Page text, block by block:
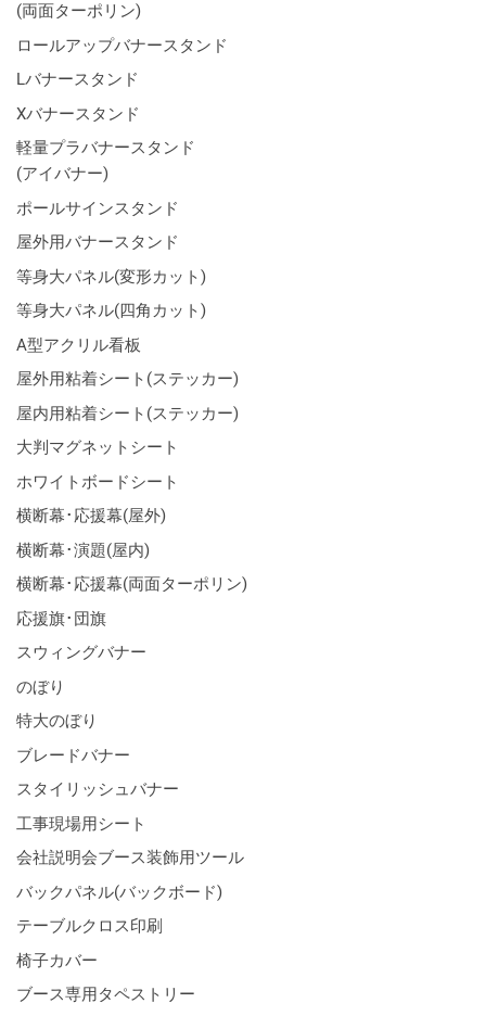
(両面ターポリン)
ロールアップバナースタンド
Lバナースタンド
Xバナースタンド
軽量プラバナースタンド
(アイバナー)
ポールサインスタンド
屋外用バナースタンド
等身大パネル(変形カット)
等身大パネル(四角カット)
A型アクリル看板
屋外用粘着シート(ステッカー)
屋内用粘着シート(ステッカー)
大判マグネットシート
ホワイトボードシート
横断幕･応援幕(屋外)
横断幕･演題(屋内)
横断幕･応援幕(両面ターポリン)
応援旗･団旗
スウィングバナー
のぼり
特大のぼり
ブレードバナー
スタイリッシュバナー
工事現場用シート
会社説明会ブース装飾用ツール
バックパネル(バックボード)
テーブルクロス印刷
椅子カバー
ブース専用タペストリー